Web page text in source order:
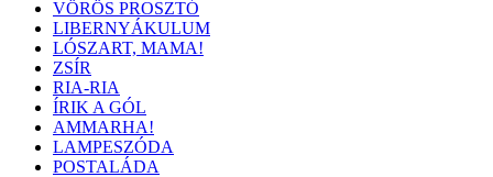
VÖRÖS PROSZTÓ
LIBERNYÁKULUM
LÓSZART, MAMA!
ZSÍR
RIA-RIA
ÍRIK A GÓL
AMMARHA!
LAMPESZÓDA
POSTALÁDA